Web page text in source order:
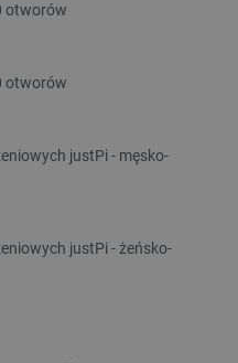
otworów
otworów
justPi - męsko-
justPi - żeńsko-